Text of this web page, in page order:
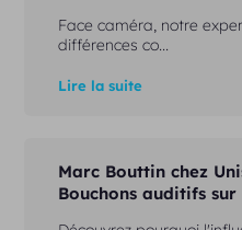
Face caméra, notre
différences co...
Lire la suite
Marc Bouttin chez
Bouchons auditifs sur